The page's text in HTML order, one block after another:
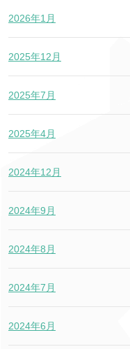
2026年1月
2025年12月
2025年7月
2025年4月
2024年12月
2024年9月
2024年8月
2024年7月
2024年6月